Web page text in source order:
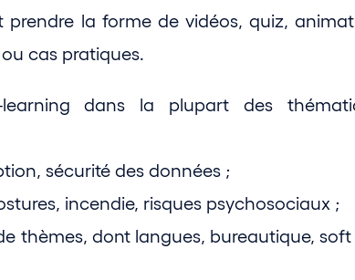
la forme de vidéos, quiz,
cas pratiques.
dans la plupart des
sécurité des données ;
incendie, risques psychosociaux ;
thèmes, dont langues, bureautique, soft